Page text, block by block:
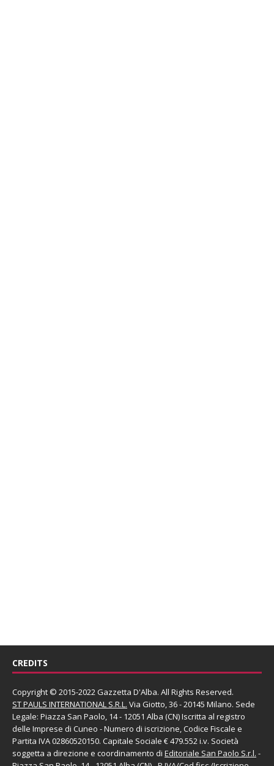
CREDITS
Copyright © 2015-2022 Gazzetta D'Alba. All Rights Reserved.
ST PAULS INTERNATIONAL S.R.L. Via Giotto, 36 - 20145 Milano. Sede
Legale: Piazza San Paolo, 14 - 12051 Alba (CN) Iscritta al registro
delle Imprese di Cuneo - Numero di iscrizione, Codice Fiscale e
Partita IVA 02860520150. Capitale Sociale € 479.552 i.v. Società
soggetta a direzione e coordinamento di Editoriale San Paolo S.r.l. -